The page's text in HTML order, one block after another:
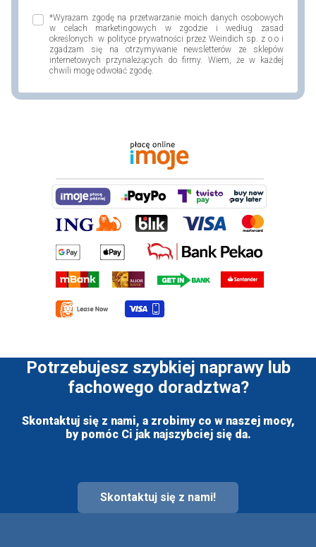
*Wyrażam zgodę na przetwarzanie moich danych osobowych
w celach marketingowych w zgodzie i według zasad
określonych w polityce prywatności przez Weindich sp. z o.o i
zgadzam się na otrzymywanie newsletterów ze sklepów
internetowych przynależących do firmy. Wiem, że w każdej
chwili mogę odwołać zgodę.
Potrzebujesz szybkiej naprawy lub
fachowego doradztwa?
Skontaktuj się z nami, a zrobimy co w naszej mocy,
by pomóc Ci jak najszybciej się da.
Skontaktuj się z nami!